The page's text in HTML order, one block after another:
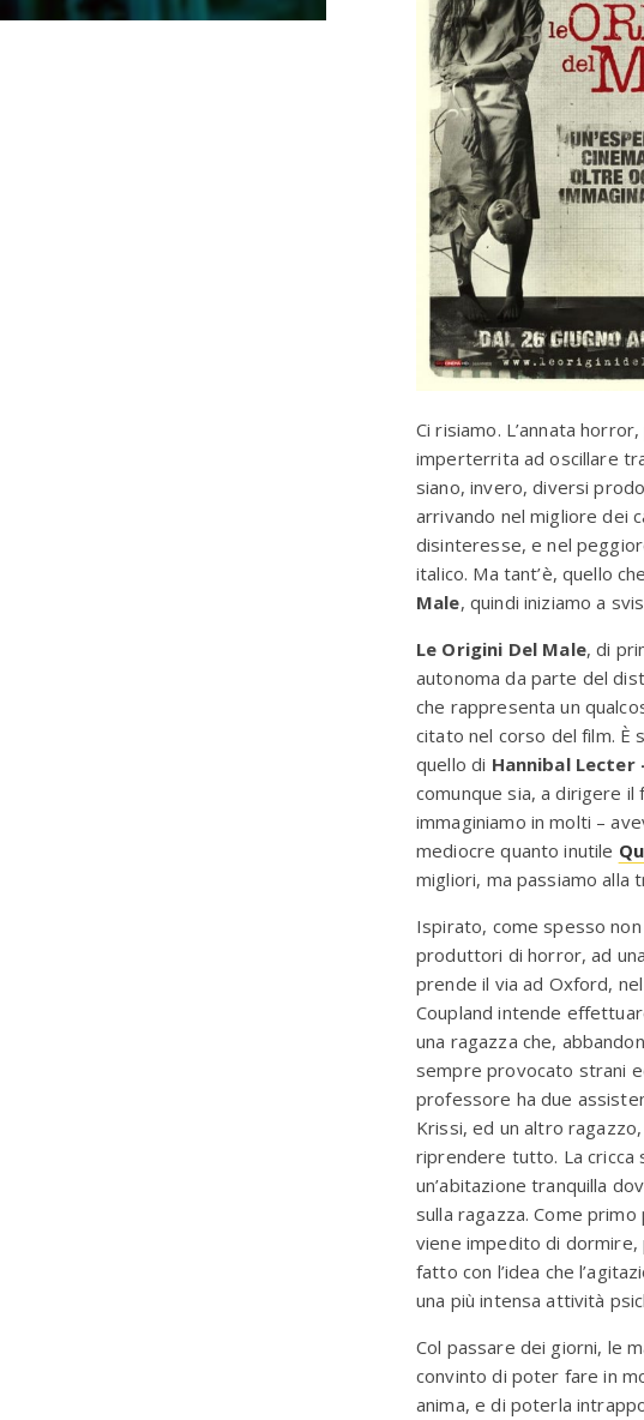
Ci risiamo. L’annata
imperterrita ad oscillare
siano, invero, diversi
arrivando nel migliore dei
disinteresse, e nel
italico. Ma tant’è, quello
Male, quindi iniziamo a
Le Origini Del Male, di
autonoma da parte del
che rappresenta un
citato nel corso del film. È
quello di Hannibal Lecter
comunque sia, a dirigere il
immaginiamo in molti –
mediocre quanto inutile
migliori, ma passiamo alla
Ispirato, come spesso
produttori di horror, ad
prende il via ad Oxford,
Coupland intende
una ragazza che,
sempre provocato strani
professore ha due
Krissi, ed un altro
riprendere tutto. La cricca
un’abitazione tranquilla
sulla ragazza. Come
viene impedito di dormire,
fatto con l’idea che
una più intensa attività
Col passare dei giorni, le
convinto di poter fare in
anima, e di poterla